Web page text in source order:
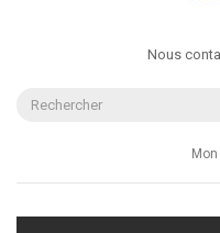
Nous